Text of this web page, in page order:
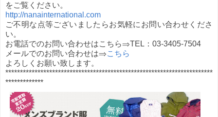
をご覧ください。
http://nanainternational.com
ご不明な点等ございましたらお気軽にお問い合わせくださ
い。
お電話でのお問い合わせはこちら⇒TEL：03-3405-7504
メールでのお問い合わせは⇒こちら
よろしくお願い致します。
***********************************************************************
*************